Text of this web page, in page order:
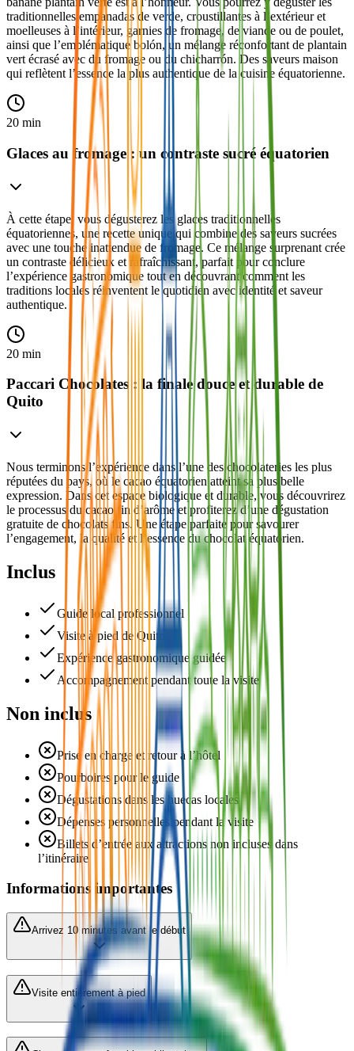
traditionnelles empanadas de verde, croustillantes à l’extérieur et
moelleuses à l’intérieur, garnies de fromage, de viande ou de poulet,
ainsi que l’emblématique bolón, un mélange réconfortant de plantain
vert écrasé avec du fromage ou du chicharrón. Des saveurs maison
qui reflètent l’essence la plus authentique de la cuisine équatorienne.
20 min
Glaces au fromage : un contraste sucré équatorien
À cette étape, vous dégusterez les glaces traditionnelles
équatoriennes, une recette unique qui combine des saveurs sucrées
avec une touche inattendue de fromage. Ce mélange surprenant crée
un contraste délicieux et rafraîchissant, parfait pour conclure
l’expérience gastronomique tout en découvrant comment les
traditions locales réinventent le quotidien avec identité et saveur
authentique.
20 min
Paccari Chocolates : la finale douce et durable de
Quito
Nous terminons l’expérience dans l’une des chocolateries les plus
réputées du pays, où le cacao équatorien atteint sa plus belle
expression. Dans cet espace biologique et durable, vous découvrirez
le processus du cacao fin d’arôme et profiterez d’une dégustation
gratuite de chocolats fins. Une étape parfaite pour savourer
l’engagement, la qualité et l’essence du chocolat équatorien.
Inclus
Guide local professionnel
Visite à pied de Quito
Expérience gastronomique guidée
Accompagnement pendant toute la visite
Non inclus
Prise en charge et retour à l’hôtel
Pourboires pour le guide
Dégustations dans les huecas locales
Dépenses personnelles pendant la visite
Billets d’entrée aux attractions non incluses dans
l’itinéraire
Informations importantes
Arrivez 10 minutes avant le début
Visite entièrement à pied